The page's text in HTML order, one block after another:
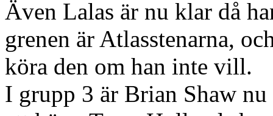
Även Lalas är nu klar då
grenen är Atlasstenarna,
köra den om han inte vill.
I grupp 3 är Brian Shaw